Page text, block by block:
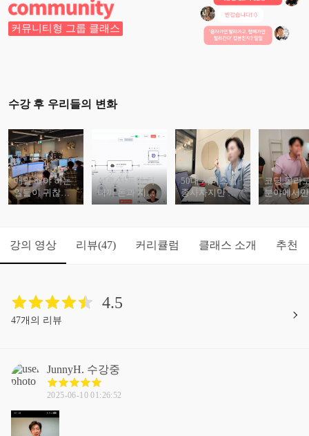
커뮤니티형 그룹 클래스
수강 후 우리들의 변화
매일 해야 하는
일들이 귀찮고
지겨워요
AI로 자동화 하
니까 돈과 시간
적 여유가 생겼
50대 서비스업
종사자지만 사
업을 자동화했
코딩 몰라
분야에서
자동화 전
강의 영상 리뷰(47) 커리큘럼 클래스 소개 추천
4.5
47개의 리뷰
JunnyH. 수강중
2025-06-10 01:26:52